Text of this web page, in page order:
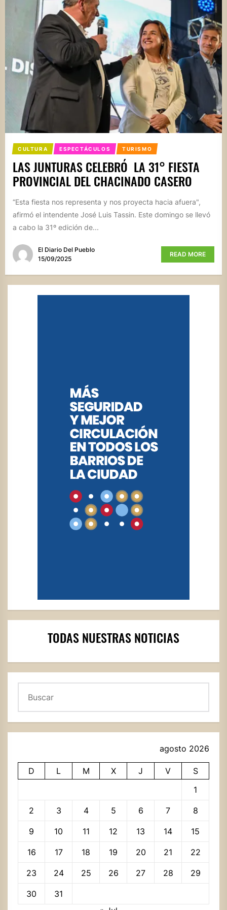
CULTURA ESPECTÁCULOS TURISMO
LAS JUNTURAS CELEBRÓ LA 31° FIESTA
PROVINCIAL DEL CHACINADO CASERO
“Esta fiesta nos representa y nos proyecta hacia afuera",
afirmó el intendente José Luis Tassin. Este domingo se llevó
a cabo la 31º edición de...
El Diario Del Pueblo
15/09/2025
READ MORE
TODAS NUESTRAS NOTICIAS
agosto 2026
D L M X J V
S
1
2 3 4 5 6 7 8
9 10 11 12 13 14 15
16 17 18 19 20 21 22
23 24 25 26 27 28 29
30
31